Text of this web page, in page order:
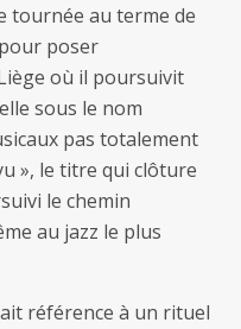
tournée au terme de
poser
où il poursuivit
sous le nom
pas totalement
», le titre qui clôture
le chemin
au jazz le plus
référence à un rituel